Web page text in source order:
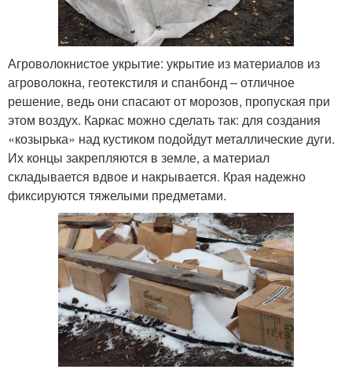
Агроволокнистое укрытие: укрытие из материалов из
агроволокна, геотекстиля и спанбонд – отличное
решение, ведь они спасают от морозов, пропуская при
этом воздух. Каркас можно сделать так: для создания
«козырька» над кустиком подойдут металлические дуги.
Их концы закрепляются в земле, а материал
складывается вдвое и накрывается. Края надежно
фиксируются тяжелыми предметами.